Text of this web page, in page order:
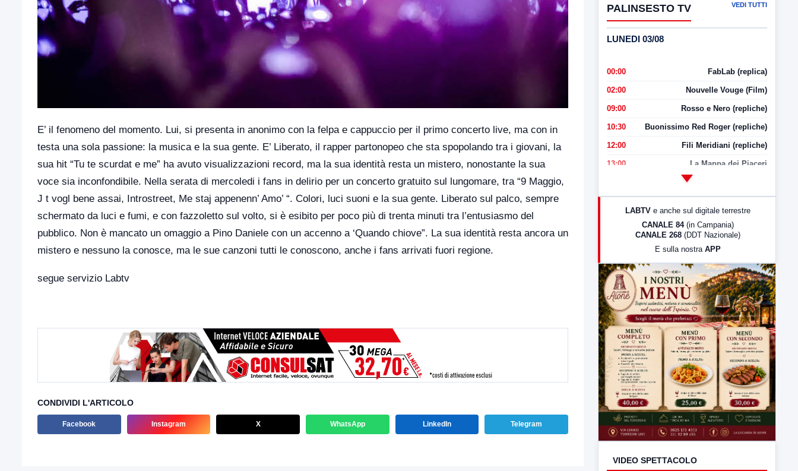
E’ il fenomeno del momento. Lui, si presenta in anonimo con la felpa e cappuccio per il primo concerto live, ma con in
testa una sola passione: la musica e la sua gente. E’ Liberato, il rapper partonopeo che sta spopolando tra i giovani, la
sua hit “Tu te scurdat e me” ha avuto visualizzazioni record, ma la sua identità resta un mistero, nonostante la sua
voce sia inconfondibile. Nella serata di mercoledi i fans in delirio per un concerto gratuito sul lungomare, tra “9 Maggio,
J t vogl bene assai, Introstreet, Me staj appenenn’ Amo’ “. Colori, luci suoni e la sua gente. Liberato sul palco, sempre
schermato da luci e fumi, e con fazzoletto sul volto, si è esibito per poco più di trenta minuti tra l’entusiasmo del
pubblico. Non è mancato un omaggio a Pino Daniele con un accenno a ‘Quando chiove”. La sua identità resta ancora un
mistero e nessuno la conosce, ma le sue canzoni tutti le conoscono, anche i fans arrivati fuori regione.
segue servizio Labtv
CONDIVIDI L'ARTICOLO
Facebook Instagram X WhatsApp LinkedIn Telegram
PALINSESTO TV VEDI TUTTI
LUNEDI 03/08
00:00 FabLab (replica)
02:00 Nouvelle Vouge (Film)
09:00 Rosso e Nero (repliche)
10:30 Buonissimo Red Roger (repliche)
12:00 Fili Meridiani (repliche)
13:00 La Mappa dei Piaceri
LabNews (Diretta)
23:00 LabNews (replica)
LABTV e anche sul digitale terrestre
CANALE 84 (in Campania)
CANALE 268 (DDT Nazionale)
E sulla nostra APP
VIDEO SPETTACOLO